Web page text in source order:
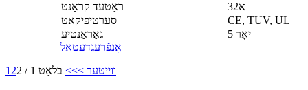
ראַטעד קראַנט
32א
סערטיפיקאַט
CE, TUV, UL
גאַראַנטיע
5 יאָר
אָנפֿרעגדעטאַל
1 2 ווייטער >>> בלאַט 1 / 2